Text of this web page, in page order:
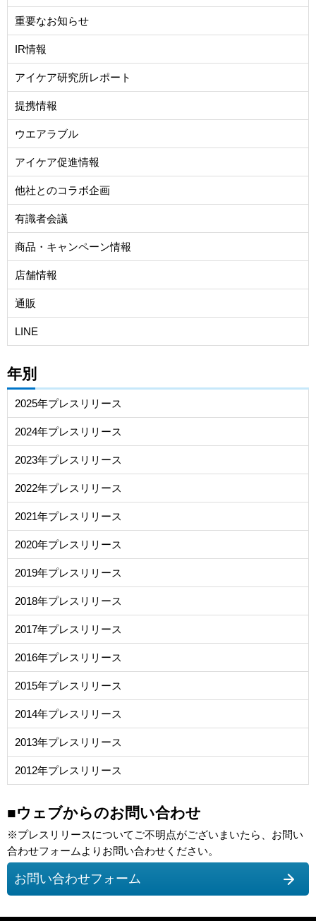
重要なお知らせ
IR情報
アイケア研究所レポート
提携情報
ウエアラブル
アイケア促進情報
他社とのコラボ企画
有識者会議
商品・キャンペーン情報
店舗情報
通販
LINE
年別
2025年プレスリリース
2024年プレスリリース
2023年プレスリリース
2022年プレスリリース
2021年プレスリリース
2020年プレスリリース
2019年プレスリリース
2018年プレスリリース
2017年プレスリリース
2016年プレスリリース
2015年プレスリリース
2014年プレスリリース
2013年プレスリリース
2012年プレスリリース
■ウェブからのお問い合わせ
※プレスリリースについてご不明点がございまいたら、お問い
合わせフォームよりお問い合わせください。
お問い合わせフォーム